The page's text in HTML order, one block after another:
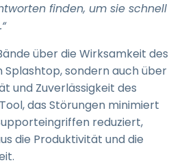
finden, um sie schnell
über die Wirksamkeit des
sondern auch über
und Zuverlässigkeit des
das Störungen minimiert
reduziert,
die Produktivität und die